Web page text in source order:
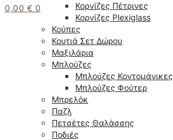
0,00 € 0
Κορνίζες Πέτρινες
Κορνίζες Plexiglass
Κούπες
Κουτιά Σετ Δώρου
Μαξιλάρια
Μπλούζες
Μπλούζες Κοντομάνικες
Μπλούζες Φούτερ
Μπρελόκ
Παζλ
Πετσέτες Θαλάσσης
Ποδιές